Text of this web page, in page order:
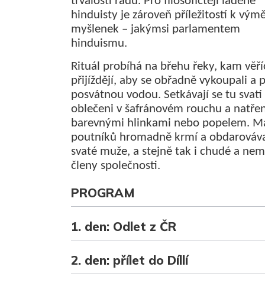
hinduisty je zároveň příležitostí k
myšlenek – jakýmsi parlamentem
hinduismu.
Rituál probíhá na břehu řeky, kam
přijíždějí, aby se obřadně vykoupali a
posvátnou vodou. Setkávají se tu
oblečeni v šafránovém rouchu a
barevnými hlinkami nebo popelem.
poutníků hromadně krmí a
svaté muže, a stejně tak i chudé a
členy společnosti.
PROGRAM
1. den: Odlet z ČR
2. den: přílet do Díllí